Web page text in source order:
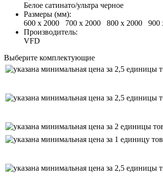
Белое сатинато/ультра черное
Размеры (мм):
600 х 2000 700 х 2000 800 х 2000 900
Производитель:
VFD
Выберите комплектующие